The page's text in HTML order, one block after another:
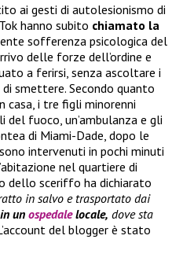
ai gesti di autolesionismo di
hanno subito chiamato la
sofferenza psicologica del
delle forze dell’ordine e
a ferirsi, senza ascoltare i
smettere. Secondo quanto
i tre figli minorenni
del fuoco, un’ambulanza e gli
di Miami-Dade, dopo le
intervenuti in pochi minuti
nel quartiere di
dello sceriffo ha dichiarato
in salvo e trasportato dai
un ospedalelocale, dove sta
del blogger è stato